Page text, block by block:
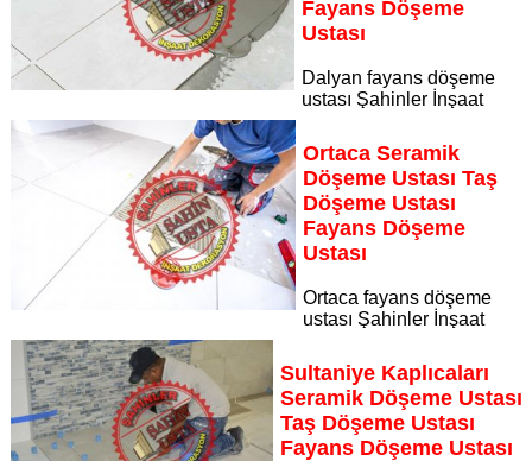
Fayans Döşeme
Ustası
Dalyan fayans döşeme
ustası Şahinler İnşaat
Dekorasyon, zeminlerinizi sanat eseri gibi işleyen uzman
kadrosuyla Dalyan bölgesine özel hizmet sunuyor Dalyan
seramik döşeme ustası taş döşeme ustası fayans döşeme
Sayfaya Git
Ortaca Seramik
Döşeme Ustası Taş
Döşeme Ustası
Fayans Döşeme
Ustası
Ortaca fayans döşeme
ustası Şahinler İnşaat
Dekorasyon, zeminlerinizi sanat eseri gibi işleyen uzman
kadrosuyla Ortaca bölgesine özel hizmet sunuyor Ortaca
seramik döşeme ustası taş döşeme ustası fayans döşeme
ustası
Sayfaya Git
Sultaniye Kaplıcaları
Seramik Döşeme Ustası
Taş Döşeme Ustası
Fayans Döşeme Ustası